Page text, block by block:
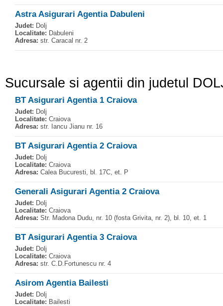
Astra Asigurari Agentia Dabuleni
Judet: Dolj
Localitate: Dabuleni
Adresa: str. Caracal nr. 2
Sucursale si agentii din judetul
BT Asigurari Agentia 1 Craiova
Judet: Dolj
Localitate: Craiova
Adresa: str. Iancu Jianu nr. 16
BT Asigurari Agentia 2 Craiova
Judet: Dolj
Localitate: Craiova
Adresa: Calea Bucuresti, bl. 17C, et. P
Generali Asigurari Agentia 2 Craiova
Judet: Dolj
Localitate: Craiova
Adresa: Str. Madona Dudu, nr. 10 (fosta Grivita, nr. 2), bl. 10, et. 1
BT Asigurari Agentia 3 Craiova
Judet: Dolj
Localitate: Craiova
Adresa: str. C.D.Fortunescu nr. 4
Asirom Agentia Bailesti
Judet: Dolj
Localitate: Bailesti